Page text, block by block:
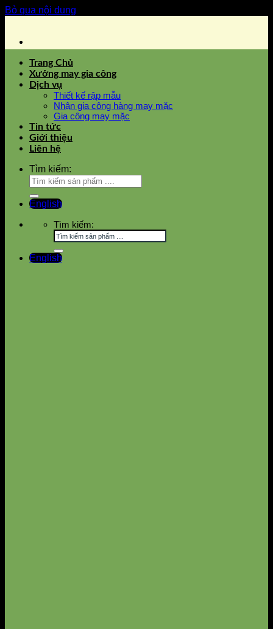
Bỏ qua nội dung
Trang Chủ
Xưởng may gia công
Dịch vụ
Thiết kế rập mẫu
Nhận gia công hàng may mặc
Gia công may mặc
Tin tức
Giới thiệu
Liên hệ
Tìm kiếm:
English
Tìm kiếm:
English